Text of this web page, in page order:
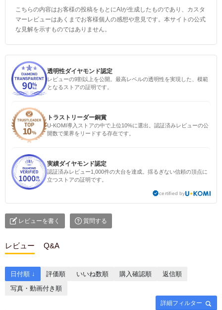
こちらの内容はお客様の投稿をもとにAIが生成したものであり、カスタ
マーレビューはあくまでお客様個人の感想や意見です。本サイトの公式
な見解を示すものではありません。
透明性ダイヤモンド認定
レビューの9割以上を公開。最高レベルの透明性を実現した、模範
となるストアの証明です。
トラストリーダー銅賞
U-KOMI導入ストアの中で上位10%に選出。認証済みレビューの公
開数で業界をリードする存在です。
実績ダイヤモンド認定
認証済みレビュー1,000件の大台を達成。揺るぎない信頼の頂点に
立つストアの証明です。
certified by
レビューを書く 質問する
レビュー Q&A
詳細フィルター
日付順 ↓ 評価順 いいね数順 購入確認順
返信順
写真・動画付き順